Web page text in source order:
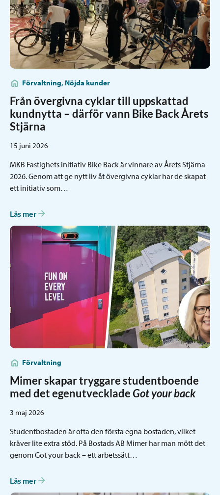
Förvaltning, Nöjda kunder
Från övergivna cyklar till uppskattad
kundnytta – därför vann Bike Back Årets
Stjärna
15 juni 2026
MKB Fastighets initiativ Bike Back är vinnare av Årets Stjärna
2026. Genom att ge nytt liv åt övergivna cyklar har de skapat
ett initiativ som…
Läs mer
Förvaltning
Mimer skapar tryggare studentboende
med det egenutveckladeGot your back
3 maj 2026
Studentbostaden är ofta den första egna bostaden, vilket
kräver lite extra stöd. På Bostads AB Mimer har man mött det
genom Got your back – ett arbetssätt…
Läs mer